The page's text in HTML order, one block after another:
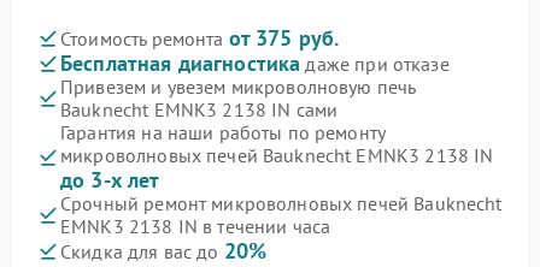
Стоимость ремонта от 375 руб.
Бесплатная диагностика даже при отказе
Привезем и увезем микроволновую печь
Bauknecht EMNK3 2138 IN сами
Гарантия на наши работы по ремонту
микроволновых печей Bauknecht EMNK3 2138 IN
до 3-х лет
Срочный ремонт микроволновых печей Bauknecht
EMNK3 2138 IN в течении часа
Скидка для вас до 20%